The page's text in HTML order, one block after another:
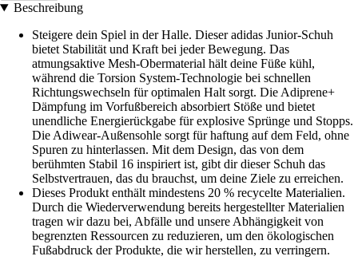
Beschreibung
Steigere dein Spiel in der Halle. Dieser adidas Junior-Schuh
bietet Stabilität und Kraft bei jeder Bewegung. Das
atmungsaktive Mesh-Obermaterial hält deine Füße kühl,
während die Torsion System-Technologie bei schnellen
Richtungswechseln für optimalen Halt sorgt. Die Adiprene+
Dämpfung im Vorfußbereich absorbiert Stöße und bietet
unendliche Energierückgabe für explosive Sprünge und Stopps.
Die Adiwear-Außensohle sorgt für haftung auf dem Feld, ohne
Spuren zu hinterlassen. Mit dem Design, das von dem
berühmten Stabil 16 inspiriert ist, gibt dir dieser Schuh das
Selbstvertrauen, das du brauchst, um deine Ziele zu erreichen.
Dieses Produkt enthält mindestens 20 % recycelte Materialien.
Durch die Wiederverwendung bereits hergestellter Materialien
tragen wir dazu bei, Abfälle und unsere Abhängigkeit von
begrenzten Ressourcen zu reduzieren, um den ökologischen
Fußabdruck der Produkte, die wir herstellen, zu verringern.